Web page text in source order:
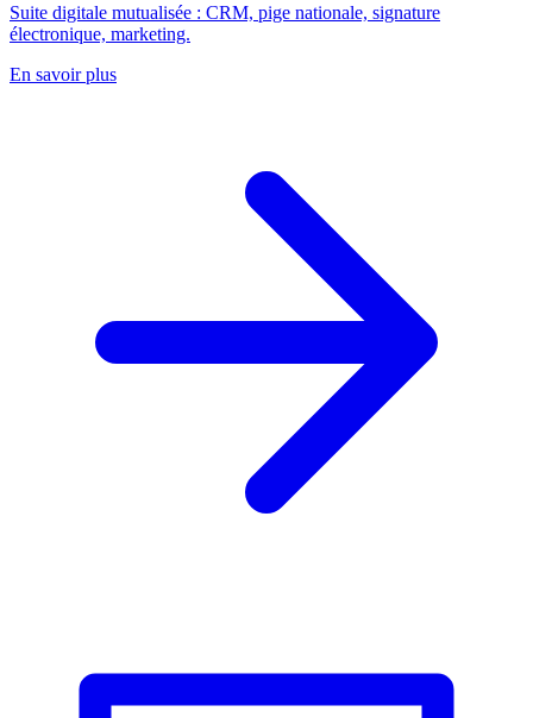
Suite digitale mutualisée : CRM, pige nationale, signature
électronique, marketing.
En savoir plus